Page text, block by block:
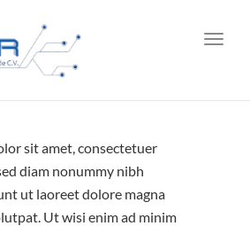
sit amet, consectetuer
diam nonummy nibh
ut laoreet dolore magna
Ut wisi enim ad minim